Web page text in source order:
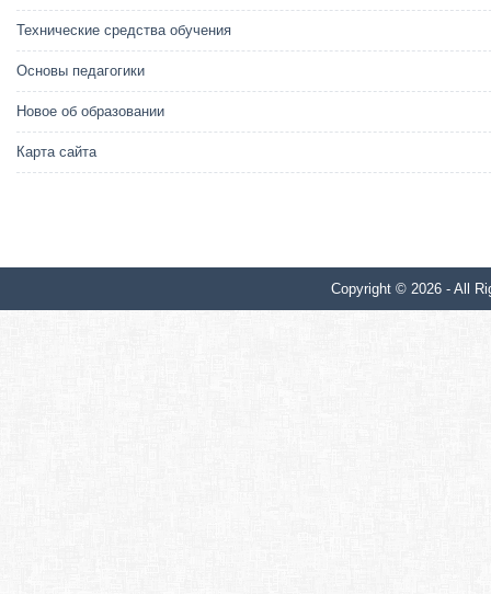
Технические средства обучения
Основы педагогики
Новое об образовании
Карта сайта
Copyright © 2026 - All